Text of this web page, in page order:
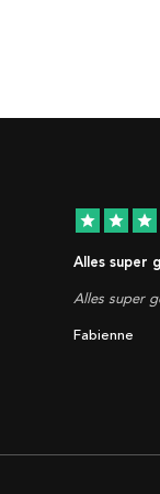
star star star
Alles super
Alles super
Fabienne